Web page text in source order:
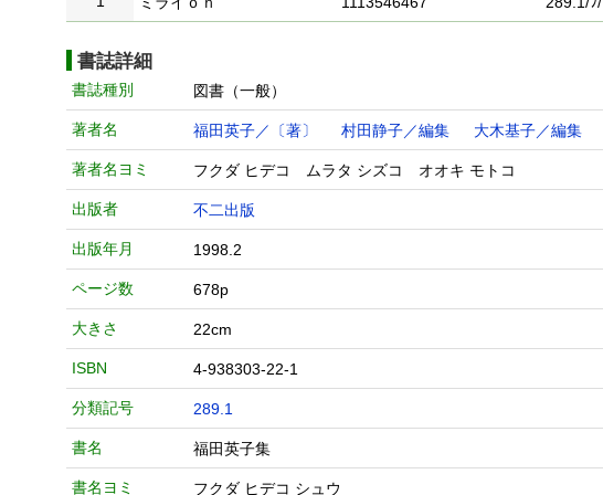
書誌詳細
書誌種別 図書（一般）
著者名 福田英子／〔著〕 村田静子／編集 大木基子／編集
著者名ヨミ フクダ ヒデコ ムラタ シズコ オオキ モトコ
出版者 不二出版
出版年月 1998.2
ページ数 678p
大きさ 22cm
ISBN 4-938303-22-1
分類記号 289.1
書名 福田英子集
書名ヨミ フクダ ヒデコ シュウ